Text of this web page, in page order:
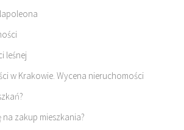
leśnej
w Krakowie. Wycena nieruchomości
zakup mieszkania?